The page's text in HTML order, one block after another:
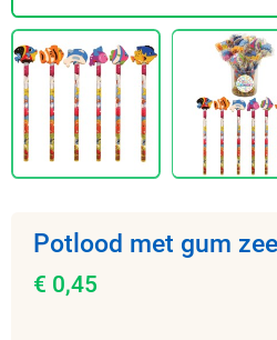
Potlood met gum
€ 0,45